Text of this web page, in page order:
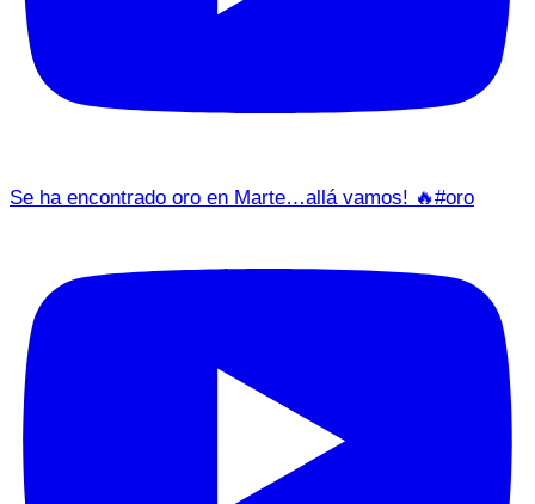
Se ha encontrado oro en Marte…allá vamos! 🔥#oro